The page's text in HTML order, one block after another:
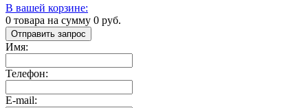
В вашей корзине:
0 товара на сумму 0 руб.
Отправить запрос
Имя:
Телефон:
E-mail: